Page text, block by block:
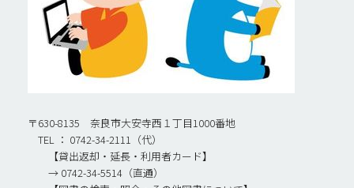
〒630-8135 奈良市大安寺西１丁目1000番地
TEL ： 0742-34-2111（代）
【貸出返却・延長・利用者カード】
→ 0742-34-5514（直通）